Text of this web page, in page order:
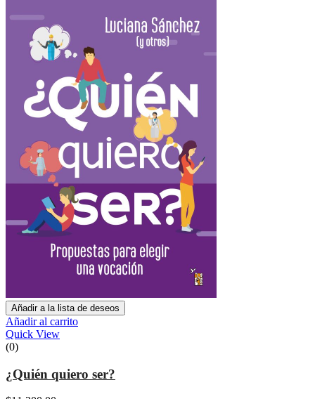
Añadir a la lista de deseos
Añadir al carrito
Quick View
(0)
¿Quién quiero ser?